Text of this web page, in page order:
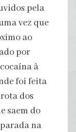
pela
vez que
ao
por
à
foi feita
dos
saem do
na